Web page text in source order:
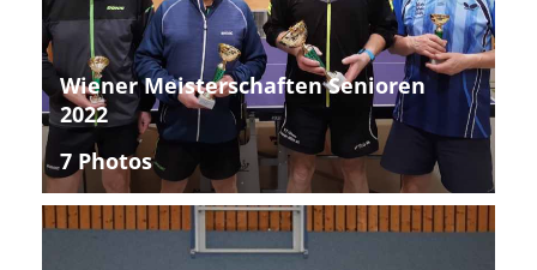
Wiener Meisterschaften Senioren
2022
7 Photos